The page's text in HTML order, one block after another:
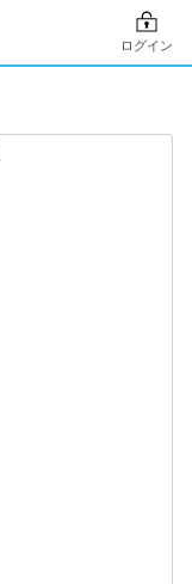
ログイン